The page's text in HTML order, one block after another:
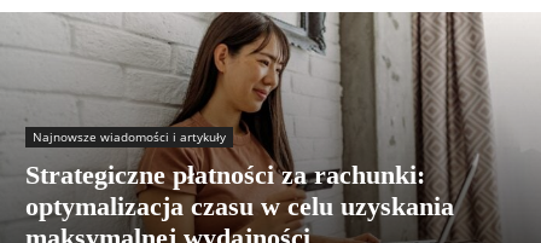
Najnowsze wiadomości i artykuły
Strategiczne płatności za rachunki:
optymalizacja czasu w celu uzyskania